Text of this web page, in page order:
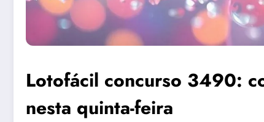
Lotofácil concurso 3490:
nesta quinta-feira